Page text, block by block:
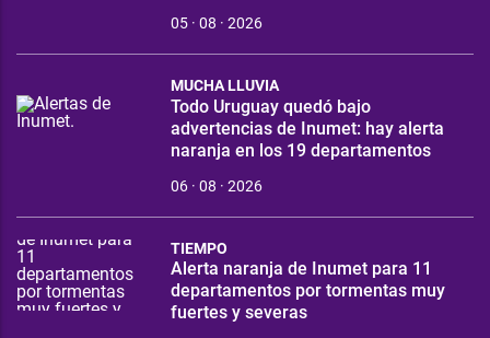
05 · 08 · 2026
MUCHA LLUVIA
Todo Uruguay quedó bajo
advertencias de Inumet: hay alerta
naranja en los 19 departamentos
06 · 08 · 2026
TIEMPO
Alerta naranja de Inumet para 11
departamentos por tormentas muy
fuertes y severas